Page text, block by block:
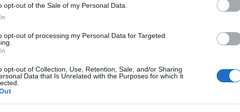
opt-out of the Sale of my Personal Data.
opt-out of processing my Personal Data for Targeted
opt-out of Collection, Use, Retention, Sale, and/or Sharing
Data that Is Unrelated with the Purposes for which it